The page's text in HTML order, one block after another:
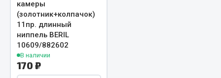
Запчасти на полуприцепы
Амортизаторы для полуприцепов
Весь раздел
камеры
(золотник+колпачок)
11пр. длинный
ниппель BERIL
10609/882602
В наличии
170 ₽